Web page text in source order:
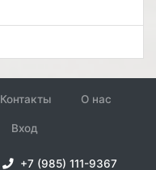
Контакты О нас
Вход
+7 (985) 111-9367